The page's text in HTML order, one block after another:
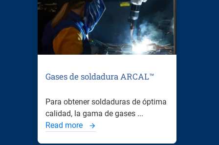
Gases de soldadura ARCAL™
Para obtener soldaduras de óptima
calidad, la gama de gases ...
Read more